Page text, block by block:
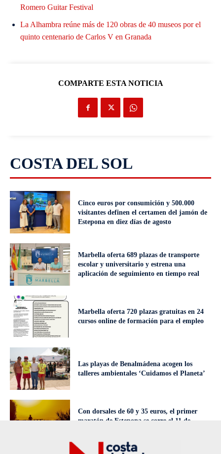
Romero Guitar Festival
La Alhambra reúne más de 120 obras de 40 museos por el
quinto centenario de Carlos V en Granada
COMPARTE ESTA NOTICIA
COSTA DEL SOL
Cinco euros por consumición y 500.000
visitantes definen el certamen del jamón de
Estepona en diez días de agosto
Marbella oferta 689 plazas de transporte
escolar y universitario y estrena una
aplicación de seguimiento en tiempo real
Marbella oferta 720 plazas gratuitas en 24
cursos online de formación para el empleo
Las playas de Benalmádena acogen los
talleres ambientales ‘Cuidamos el Planeta’
Con dorsales de 60 y 35 euros, el primer
maratón de Estepona se corre el 11 de